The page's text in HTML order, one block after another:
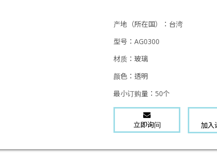
产地（所在国）： 台湾
型号： AG0300
材质： 玻璃
颜色： 透明
最小订购量： 50个
立即询问 加入